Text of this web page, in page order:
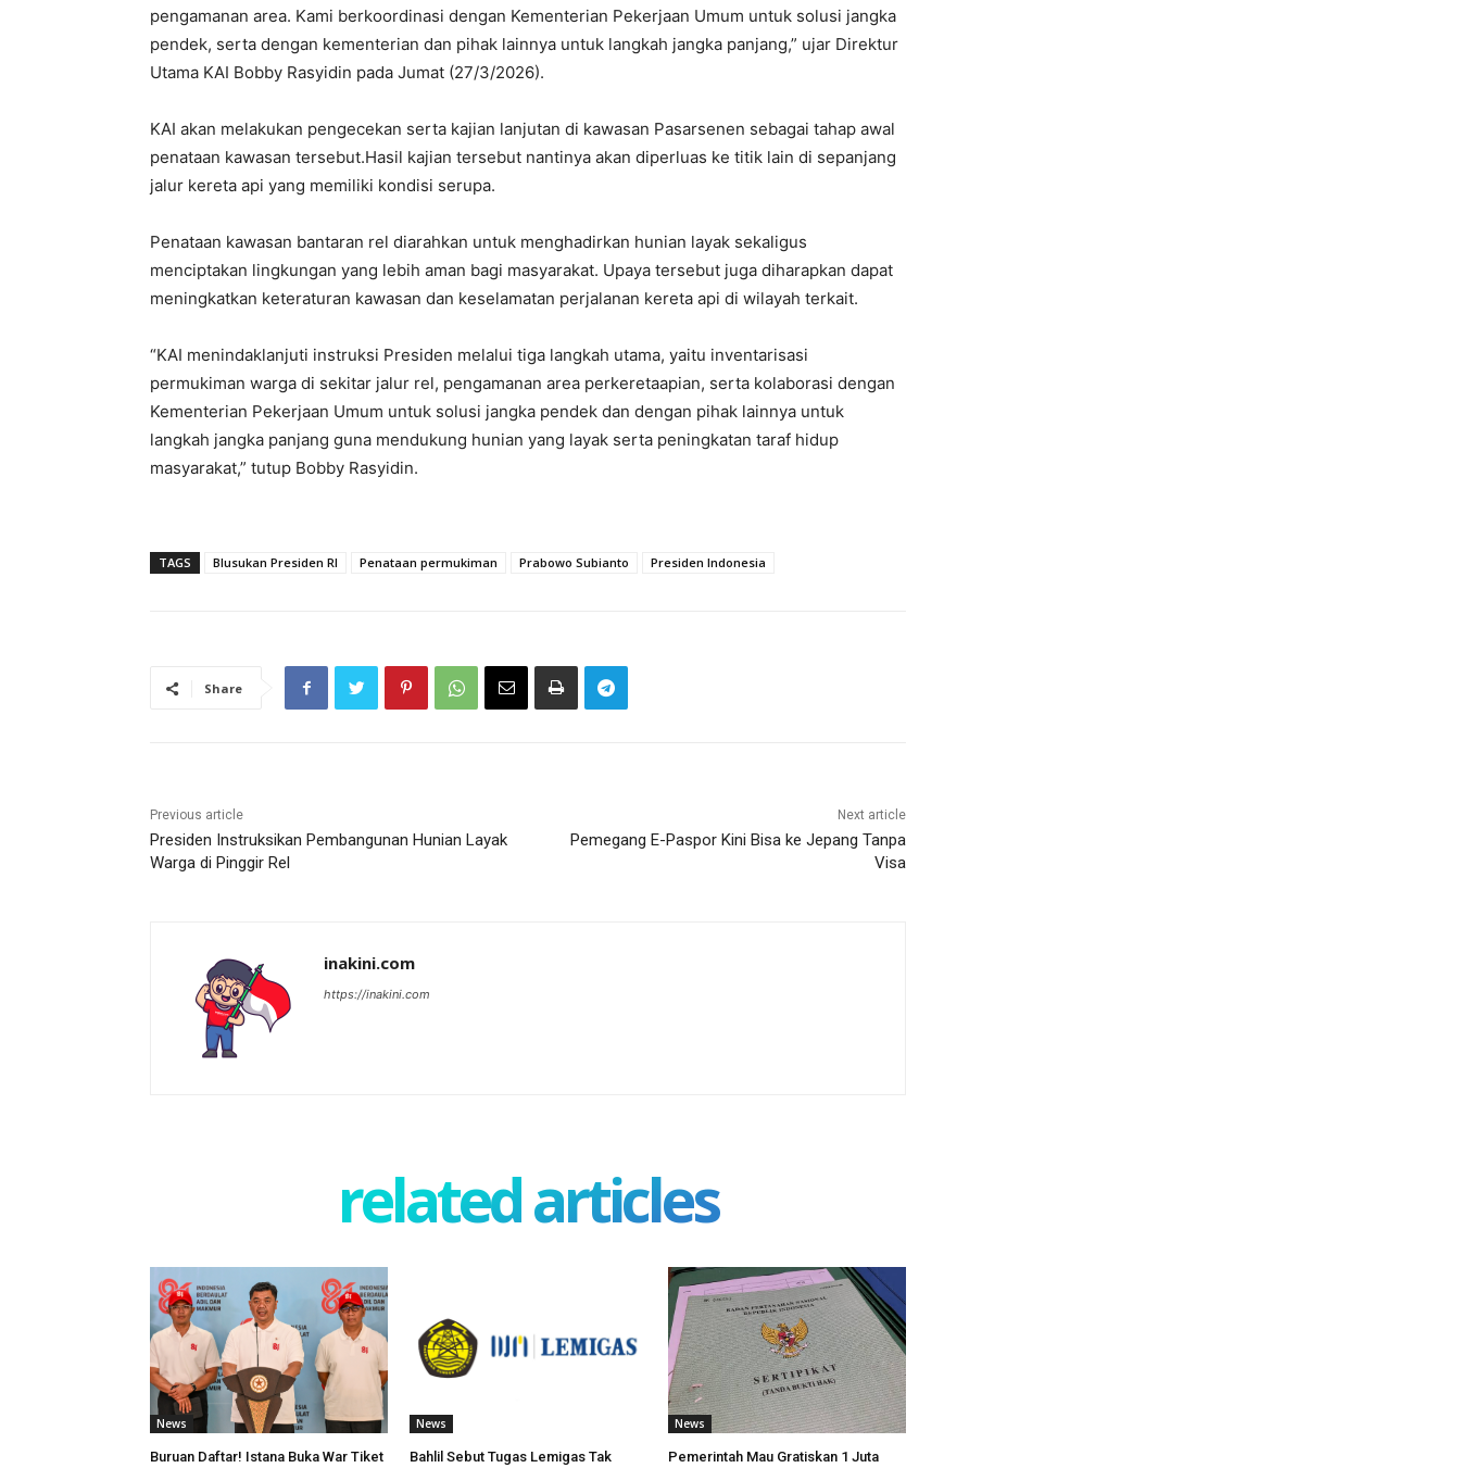
pengamanan area. Kami berkoordinasi dengan Kementerian Pekerjaan Umum untuk solusi jangka
pendek, serta dengan kementerian dan pihak lainnya untuk langkah jangka panjang,” ujar Direktur
Utama KAI Bobby Rasyidin pada Jumat (27/3/2026).
KAI akan melakukan pengecekan serta kajian lanjutan di kawasan Pasarsenen sebagai tahap awal
penataan kawasan tersebut.Hasil kajian tersebut nantinya akan diperluas ke titik lain di sepanjang
jalur kereta api yang memiliki kondisi serupa.
Penataan kawasan bantaran rel diarahkan untuk menghadirkan hunian layak sekaligus
menciptakan lingkungan yang lebih aman bagi masyarakat. Upaya tersebut juga diharapkan dapat
meningkatkan keteraturan kawasan dan keselamatan perjalanan kereta api di wilayah terkait.
“KAI menindaklanjuti instruksi Presiden melalui tiga langkah utama, yaitu inventarisasi
permukiman warga di sekitar jalur rel, pengamanan area perkeretaapian, serta kolaborasi dengan
Kementerian Pekerjaan Umum untuk solusi jangka pendek dan dengan pihak lainnya untuk
langkah jangka panjang guna mendukung hunian yang layak serta peningkatan taraf hidup
masyarakat,” tutup Bobby Rasyidin.
TAGS Blusukan Presiden RI Penataan permukiman Prabowo Subianto Presiden Indonesia
Share
Previous article
Presiden Instruksikan Pembangunan Hunian Layak
Warga di Pinggir Rel
Next article
Pemegang E-Paspor Kini Bisa ke Jepang Tanpa
Visa
inakini.com
https://inakini.com
related articles
News
Buruan Daftar! Istana Buka War Tiket
News
Bahlil Sebut Tugas Lemigas Tak
News
Pemerintah Mau Gratiskan 1 Juta